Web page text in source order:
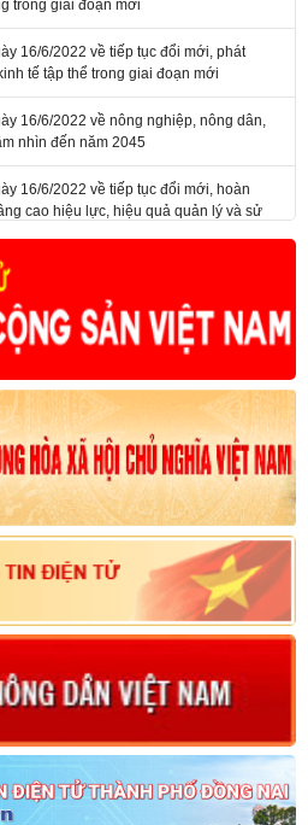
tế tập thể trong giai đoạn mới
nhìn đến năm 2045
cao hiệu lực, hiệu quả quản lý và sử
ta trở thành nước phát triển có thu